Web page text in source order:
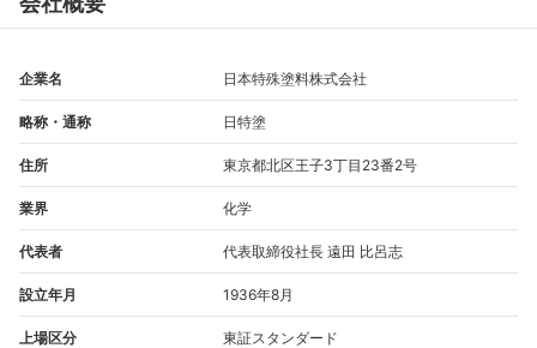
企業名 日本特殊塗料株式会社
略称・通称 日特塗
住所 東京都北区王子3丁目23番2号
業界 化学
代表者 代表取締役社長 遠田 比呂志
設立年月 1936年8月
上場区分 東証スタンダード